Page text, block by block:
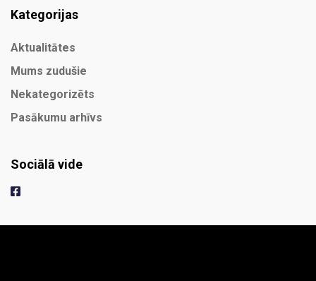
Kategorijas
Aktualitātes
Mums zudušie
Nekategorizēts
Pasākumu arhīvs
Sociālā vide